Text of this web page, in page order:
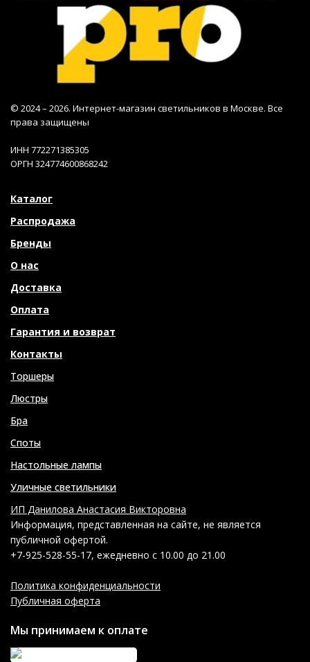
© 2024 – 2026. Интернет-магазин светильников в Москве. Все
права защищены
ИНН 772271385305
ОРГН 324774600868242
Каталог
Распродажа
Бренды
О нас
Доставка
Оплата
Гарантия и возврат
Контакты
Торшеры
Люстры
Бра
Споты
Настольные лампы
Уличные светильники
ИП Данилова Анастасия Викторовна
Информация, представленная на сайте, не является
публичной офертой.
+7-925-528-55-17, ежедневно с 10.00 до 21.00
Политика конфиденциальности
Публичная оферта
Мы принимаем к оплате